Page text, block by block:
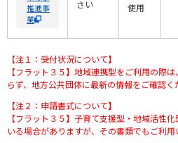
推進事
業
さい
使用
【注１：受付状況について】
【フラット３５】地域連携型をご利用の際
らず、地方公共団体に最新の情報をご確認く
【注２：申請書式について】
【フラット３５】子育て支援型・地域活性
いる場合がありますが、その書類でもご利用